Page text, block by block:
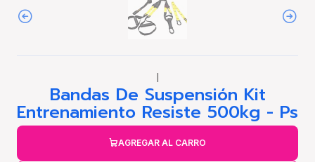
|
Bandas De Suspensión Kit
Entrenamiento Resiste 500kg - Ps
AGREGAR AL CARRO